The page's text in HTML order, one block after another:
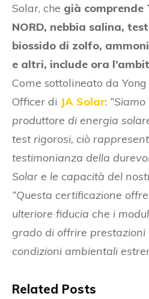
Solar, che già comprende
NORD, nebbia salina,
biossido di zolfo,
e altri, include ora
Come sottolineato da
Officer di JA Solar:
produttore di energia
test rigorosi, ciò
testimonianza della
Solar e le capacità del
“Questa certificazione
ulteriore fiducia che i
grado di offrire
condizioni ambientali
Related Posts